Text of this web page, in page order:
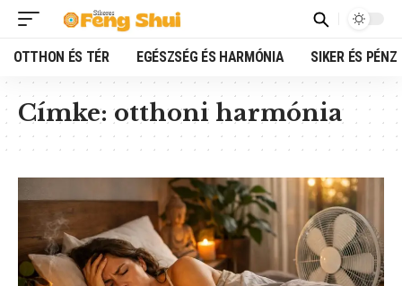
OTTHON ÉS TÉR EGÉSZSÉG ÉS HARMÓNIA SIKER ÉS PÉNZ
Címke:otthoni harmónia